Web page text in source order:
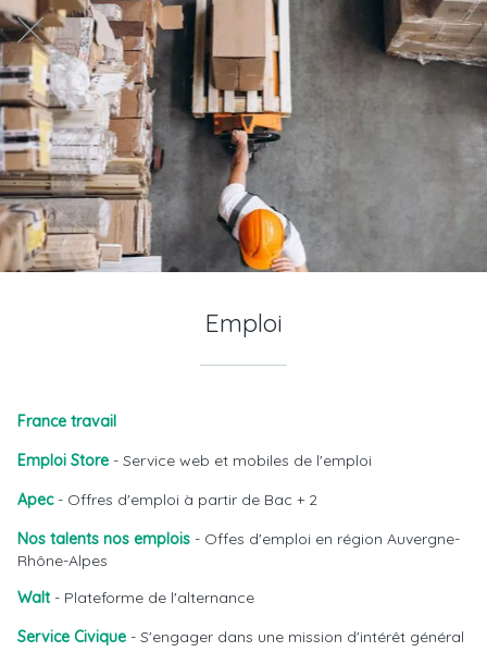
Emploi
France travail
Emploi Store - Service web et mobiles de l'emploi
Apec- Offres d'emploi à partir de Bac + 2
Nos talents nos emplois - Offes d'emploi en région Auvergne-
Rhône-Alpes
Walt - Plateforme de l'alternance
Service Civique - S'engager dans une mission d'intérêt général